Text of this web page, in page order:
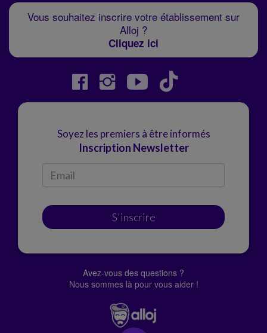
Vous souhaitez inscrire votre établissement sur
Alloj ?
Cliquez ici
Soyez les premiers à être informés
Inscription Newsletter
S'inscrire
Avez-vous des questions ?
Nous sommes là pour vous aider !